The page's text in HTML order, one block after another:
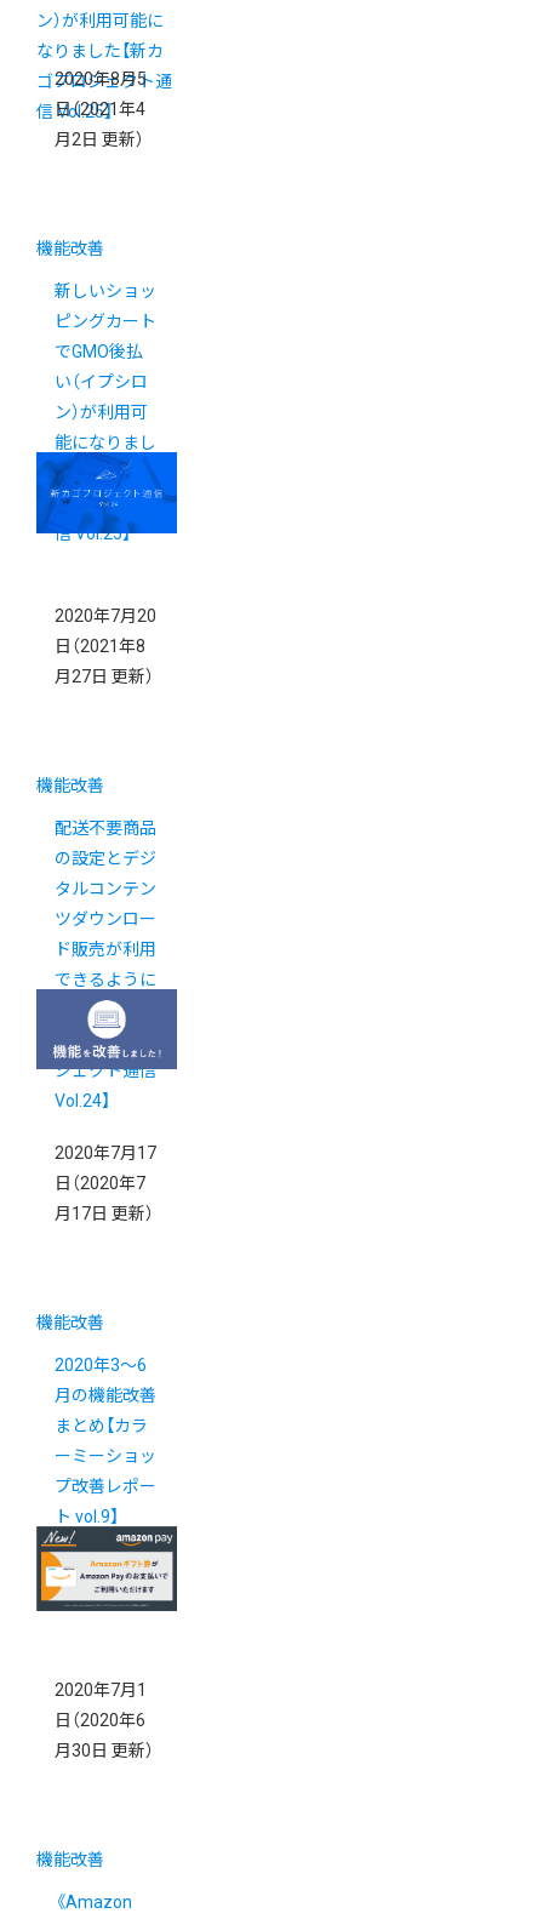
2020年8月5
日（2021年4
月2日 更新）
機能改善
新しいショッ
ピングカート
でGMO後払
い（イプシロ
ン）が利用可
能になりまし
た【新カゴプ
ロジェクト通
信 Vol.25】
2020年7月20
日 （2021年8
月27日 更新）
機能改善
配送不要商品
の設定とデジ
タルコンテン
ツダウンロー
ド販売が利用
できるように
なりました
【新カゴプロ
ジェクト通信
Vol.24】
2020年7月17
日 （2020年7
月17日 更新）
機能改善
2020年3～6
月の機能改善
まとめ【カラ
ーミーショッ
プ改善レポー
ト vol.9】
2020年7月1
日 （2020年6
月30日 更新）
機能改善
《Amazon